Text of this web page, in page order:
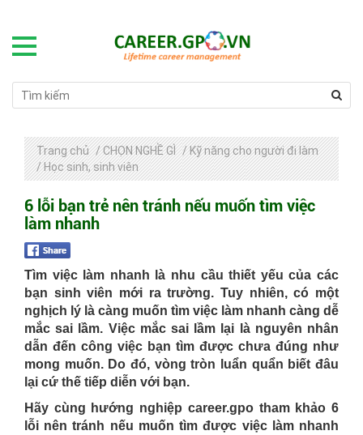
Trang chủ / CHỌN NGHỀ GÌ / Kỹ năng cho người đi làm
/ Học sinh, sinh viên
6 lỗi bạn trẻ nên tránh nếu muốn tìm việc
làm nhanh
Tìm việc làm nhanh là nhu cầu thiết yếu của các
bạn sinh viên mới ra trường. Tuy nhiên, có một
nghịch lý là càng muốn tìm việc làm nhanh càng dễ
mắc sai lầm. Việc mắc sai lầm lại là nguyên nhân
dẫn đến công việc bạn tìm được chưa đúng như
mong muốn. Do đó, vòng tròn luẩn quẩn biết đâu
lại cứ thế tiếp diễn với bạn.
Hãy cùng hướng nghiệp career.gpo tham khảo 6
lỗi nên tránh nếu muốn tìm được việc làm nhanh